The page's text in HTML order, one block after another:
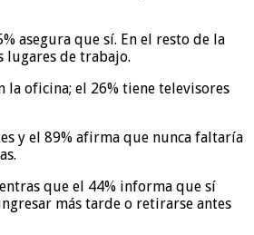
asegura que sí. En el resto de la
lugares de trabajo.
la oficina; el 26% tiene televisores
y el 89% afirma que nunca faltaría
que el 44% informa que sí
más tarde o retirarse antes